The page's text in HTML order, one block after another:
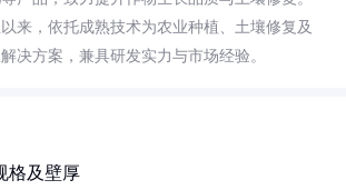
来，依托成熟技术为农业种植、土壤修复及
决方案，兼具研发实力与市场经验。
格及壁厚